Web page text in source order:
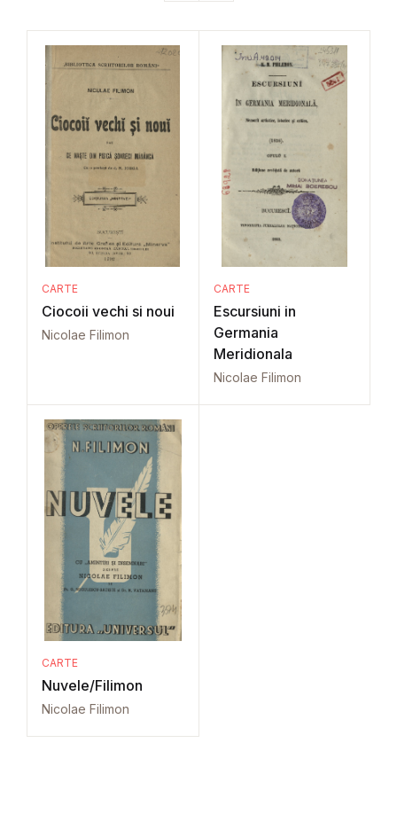
CARTE
Ciocoii vechi si noui
Nicolae Filimon
CARTE
Escursiuni in
Germania
Meridionala
Nicolae Filimon
CARTE
Nuvele/Filimon
Nicolae Filimon